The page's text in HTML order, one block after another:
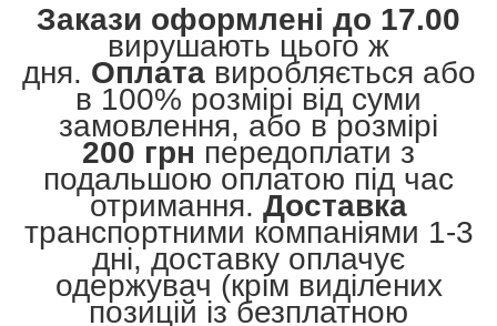
Закази оформлені до 17.00
вирушають цього ж
дня. Оплатавиробляється або
в 100% розмірі від суми
замовлення, або в розмірі
200 грн передоплати з
подальшою оплатою під час
отримання. Доставка
транспортними компаніями 1-3
дні, доставку оплачує
одержувач (крім виділених
позицій із безплатною